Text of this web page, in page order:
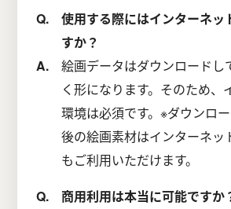
使用する際にはインターネッ
すか？
絵画データはダウンロードし
く形になります。そのため、
環境は必須です。※ダウンロ
後の絵画素材はインターネッ
もご利用いただけます。
商用利用は本当に可能ですか